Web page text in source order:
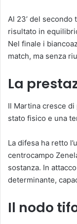
Al 23’ del secondo
risultato in
Nel finale i
match, ma senza
La
Il Martina cresce
stato fisico e una
La difesa ha retto
centrocampo
sostanza. In
determinante,
Il nodo